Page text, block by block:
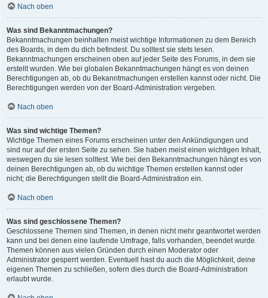
Nach oben
Was sind Bekanntmachungen?
Bekanntmachungen beinhalten meist wichtige Informationen zu dem Bereich
des Boards, in dem du dich befindest. Du solltest sie stets lesen.
Bekanntmachungen erscheinen oben auf jeder Seite des Forums, in dem sie
erstellt wurden. Wie bei globalen Bekanntmachungen hängt es von deinen
Berechtigungen ab, ob du Bekanntmachungen erstellen kannst oder nicht. Die
Berechtigungen werden von der Board-Administration vergeben.
Nach oben
Was sind wichtige Themen?
Wichtige Themen eines Forums erscheinen unter den Ankündigungen und
sind nur auf der ersten Seite zu sehen. Sie haben meist einen wichtigen Inhalt,
weswegen du sie lesen solltest. Wie bei den Bekanntmachungen hängt es von
deinen Berechtigungen ab, ob du wichtige Themen erstellen kannst oder
nicht; die Berechtigungen stellt die Board-Administration ein.
Nach oben
Was sind geschlossene Themen?
Geschlossene Themen sind Themen, in denen nicht mehr geantwortet werden
kann und bei denen eine laufende Umfrage, falls vorhanden, beendet wurde.
Themen können aus vielen Gründen durch einen Moderator oder
Administrator gesperrt werden. Eventuell hast du auch die Möglichkeit, deine
eigenen Themen zu schließen, sofern dies durch die Board-Administration
erlaubt wurde.